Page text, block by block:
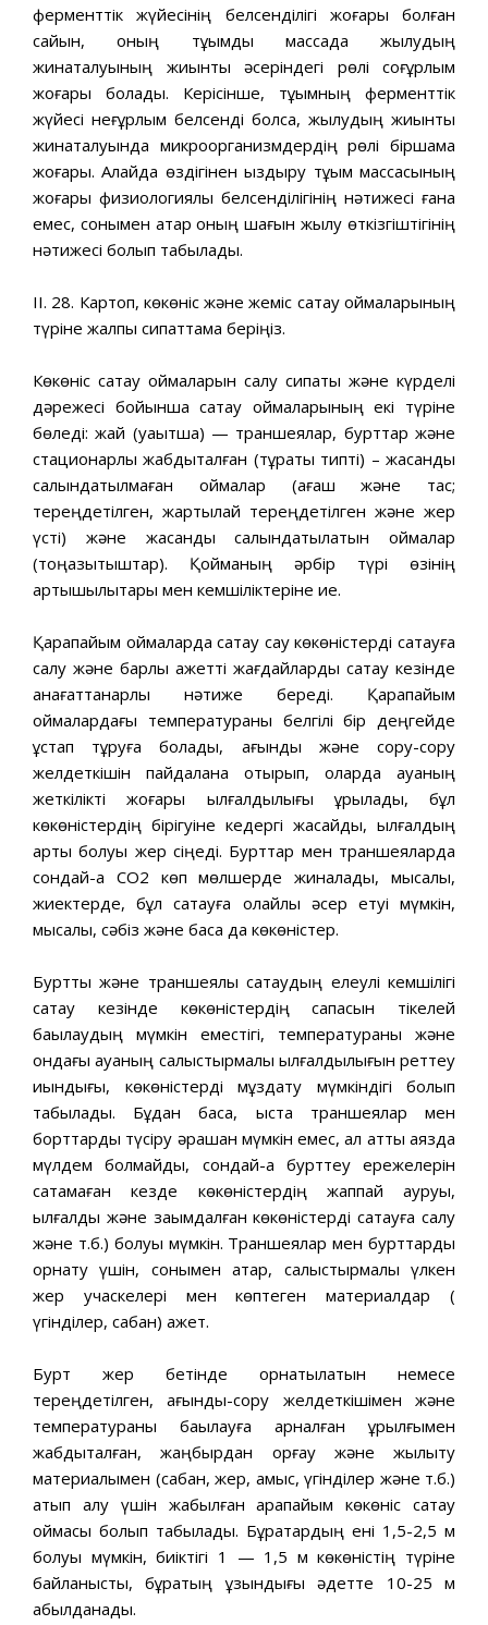
ферменттік жүйесінің белсенділігі жоғары болған
сайын, оның тұқымдық массада жылудың
жинақталуының жиынтық әсеріндегі рөлі соғұрлым
жоғары болады. Керісінше, тұқымның ферменттік
жүйесі неғұрлым белсенді болса, жылудың жиынтық
жинақталуында микроорганизмдердің рөлі біршама
жоғары. Алайда өздігінен қыздыру тұқым массасының
жоғары физиологиялық белсенділігінің нәтижесі ғана
емес, сонымен қатар оның шағын жылу өткізгіштігінің
нәтижесі болып табылады.
ІІ. 28. Картоп, көкөніс және жеміс сақтау қоймаларының
түріне жалпы сипаттама беріңіз.
Көкөніс сақтау қоймаларын салу сипаты және күрделі
дәрежесі бойынша сақтау қоймаларының екі түріне
бөледі: жай (уақытша) — траншеялар, бурттар және
стационарлық жабдықталған (тұрақты типті) – жасанды
салқындатылмаған қоймалар (ағаш және тас;
тереңдетілген, жартылай тереңдетілген және жер
үсті) және жасанды салқындатылатын қоймалар
(тоңазытқыштар). Қойманың әрбір түрі өзінің
артықшылықтары мен кемшіліктеріне ие.
Қарапайым қоймаларда сақтау сау көкөністерді сақтауға
салу және барлық қажетті жағдайларды сақтау кезінде
қанағаттанарлық нәтиже береді. Қарапайым
қоймалардағы температураны белгілі бір деңгейде
ұстап тұруға болады, ағынды және сору-сору
желдеткішін пайдалана отырып, оларда ауаның
жеткілікті жоғары ылғалдылығы құрылады, бұл
көкөністердің бірігуіне кедергі жасайды, ылғалдың
артық болуы жер сіңеді. Бурттар мен траншеяларда
сондай-ақ CO2 көп мөлшерде жиналады, мысалы,
жиектерде, бұл сақтауға қолайлы әсер етуі мүмкін,
мысалы, сәбіз және басқа да көкөністер.
Буртты және траншеялық сақтаудың елеулі кемшілігі
сақтау кезінде көкөністердің сапасын тікелей
бақылаудың мүмкін еместігі, температураны және
ондағы ауаның салыстырмалы ылғалдылығын реттеу
қиындығы, көкөністерді мұздату мүмкіндігі болып
табылады. Бұдан басқа, қыста траншеялар мен
борттарды түсіру әрқашан мүмкін емес, ал қатты аязда
мүлдем болмайды, сондай-ақ бурттеу ережелерін
сақтамаған кезде көкөністердің жаппай ауруы,
ылғалды және зақымдалған көкөністерді сақтауға салу
және т.б.) болуы мүмкін. Траншеялар мен бурттарды
орнату үшін, сонымен қатар, салыстырмалы үлкен
жер учаскелері мен көптеген материалдар (
үгінділер, сабан) қажет.
Бурт жер бетінде орнатылатын немесе
тереңдетілген, ағынды-сору желдеткішімен және
температураны бақылауға арналған құрылғымен
жабдықталған, жаңбырдан қорғау және жылыту
материалымен (сабан, жер, қамыс, үгінділер және т.б.)
қатып қалу үшін жабылған қарапайым көкөніс сақтау
қоймасы болып табылады. Бұрқақтардың ені 1,5-2,5 м
болуы мүмкін, биіктігі 1 — 1,5 м көкөністің түріне
байланысты, бұрқақтың ұзындығы әдетте 10-25 м
қабылданады.